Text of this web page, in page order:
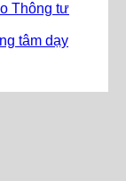
Thông tư
tâm dạy